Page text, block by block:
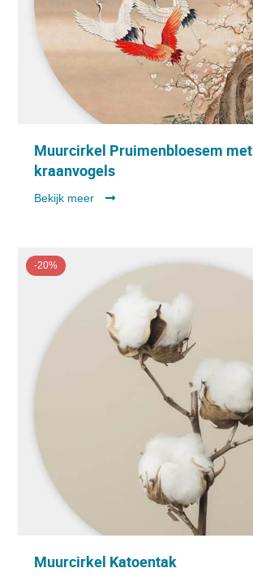
Muurcirkel Pruimenbloesem met
kraanvogels
Bekijk meer
-20%
Muurcirkel Katoentak